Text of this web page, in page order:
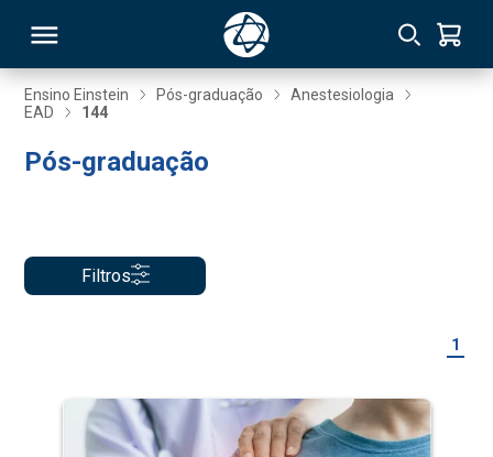
Ensino Einstein Pós-graduação
Anestesiologia
EAD
144
Pós-graduação
Filtros
1